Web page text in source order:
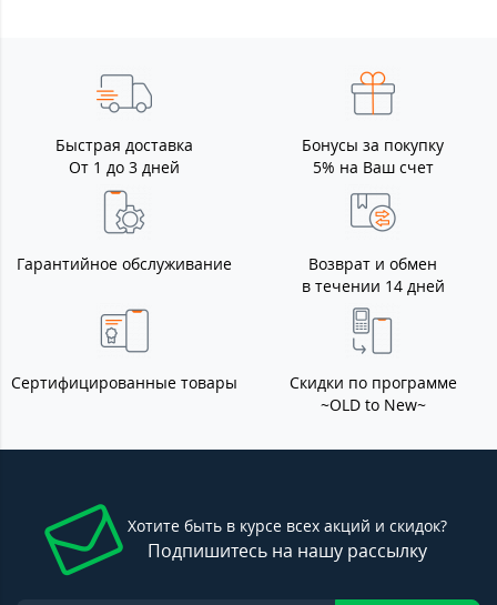
Быстрая доставка
От 1 до 3 дней
Бонусы за покупку
5% на Ваш счет
Гарантийное обслуживание
Возврат и обмен
в течении 14 дней
Сертифицированные товары
Скидки по программе
~OLD to New~
Хотите быть в курсе всех акций и скидок?
Подпишитесь на нашу рассылку